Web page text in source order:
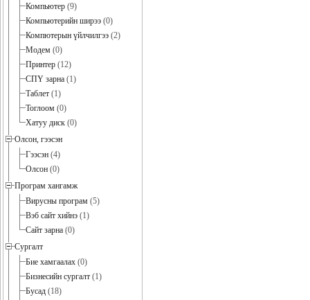
Компьютер (9)
Компьютерийн ширээ (0)
Компютерын үйлчилгээ (2)
Модем (0)
Принтер (12)
СПҮ зарна (1)
Таблет (1)
Тоглоом (0)
Хатуу диск (0)
Олсон, гээсэн
Гээсэн (4)
Олсон (0)
Програм хангамж
Вирусны програм (5)
Вэб сайт хийнэ (1)
Сайт зарна (0)
Сургалт
Бие хамгаалах (0)
Бизнесийн сургалт (1)
Бусад (18)